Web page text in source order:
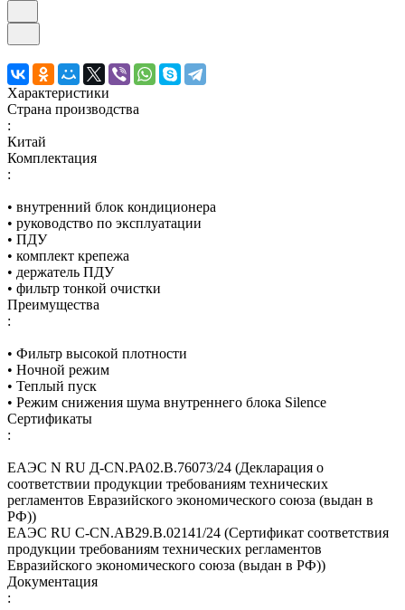
Характеристики
Страна производства
:
Китай
Комплектация
:
• внутренний блок кондиционера
• руководство по эксплуатации
• ПДУ
• комплект крепежа
• держатель ПДУ
• фильтр тонкой очистки
Преимущества
:
• Фильтр высокой плотности
• Ночной режим
• Теплый пуск
• Режим снижения шума внутреннего блока Silence
Сертификаты
:
ЕАЭС N RU Д-CN.РА02.В.76073/24 (Декларация о
соответствии продукции требованиям технических
регламентов Евразийского экономического союза (выдан в
РФ))
ЕАЭС RU С-CN.АВ29.В.02141/24 (Сертификат соответствия
продукции требованиям технических регламентов
Евразийского экономического союза (выдан в РФ))
Документация
: